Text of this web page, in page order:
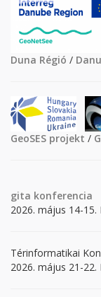
Duna Régió /
GeoSES projekt /
gita konferencia
2026. május 14-15.
Térinformatikai
2026. május 21-22.